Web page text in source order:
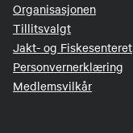
Organisasjonen
Tillitsvalgt
Jakt- og Fiskesenteret
Personvernerklæring
Medlemsvilkår